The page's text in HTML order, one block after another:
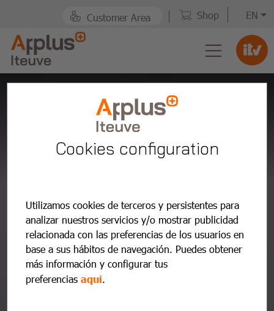
Customer Area Shop EN
Appointment
The easier Inspection with Applus +.
Book an appointmentin an agile and
0000XXX
Make an appointment now
Cookies configuration
Utilizamos cookies de terceros y persistentes para
analizar nuestros servicios y/o mostrar publicidad
relacionada con las preferencias de los usuarios en
base a sus hábitos de navegación. Puedes obtener
más información y configurar tus
preferencias aquí.